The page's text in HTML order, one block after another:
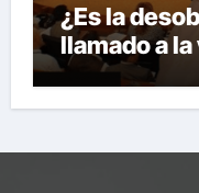
¿Es la
llamado a